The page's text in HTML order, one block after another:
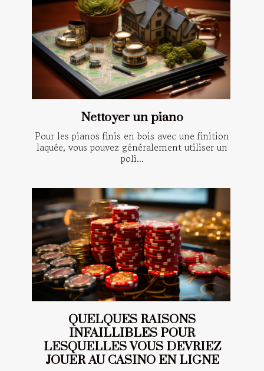
Nettoyer un piano
Pour les pianos finis en bois avec une finition
laquée, vous pouvez généralement utiliser un
poli...
QUELQUES RAISONS
INFAILLIBLES POUR
LESQUELLES VOUS DEVRIEZ
JOUER AU CASINO EN LIGNE